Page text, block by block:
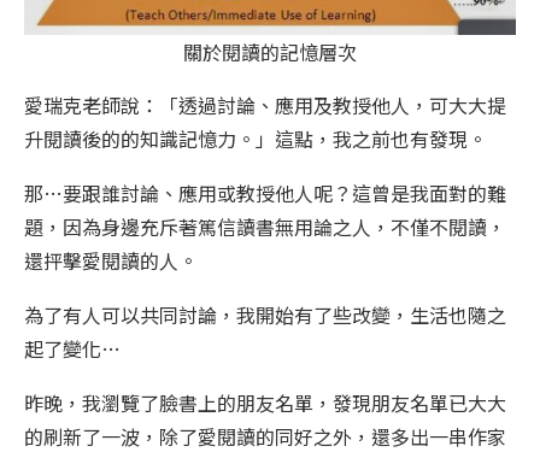
關於閱讀的記憶層次
愛瑞克老師說：「透過討論、應用及教授他人，可大大提
升閱讀後的的知識記憶力。」這點，我之前也有發現。
那…要跟誰討論、應用或教授他人呢？這曾是我面對的難
題，因為身邊充斥著篤信讀書無用論之人，不僅不閱讀，
還抨擊愛閱讀的人。
為了有人可以共同討論，我開始有了些改變，生活也隨之
起了變化…
昨晚，我瀏覽了臉書上的朋友名單，發現朋友名單已大大
的刷新了一波，除了愛閱讀的同好之外，還多出一串作家